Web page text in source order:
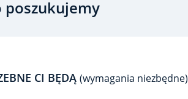
poszukujemy
CI BĘDĄ (wymagania niezbędne)